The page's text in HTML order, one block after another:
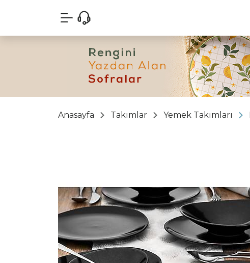
Anasayfa Takımlar Yemek Takımları